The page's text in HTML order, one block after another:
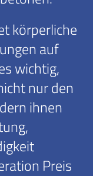
körperliche
auf
wichtig,
nur den
ihnen
Preis